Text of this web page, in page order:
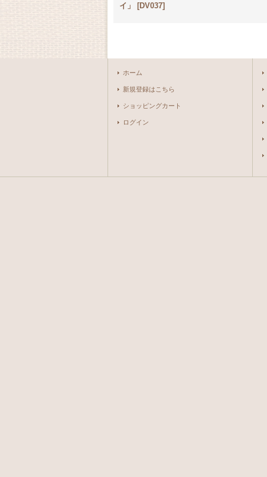
イ」
[DV037]
ホーム
新規登録はこちら
ショッピングカート
ログイン